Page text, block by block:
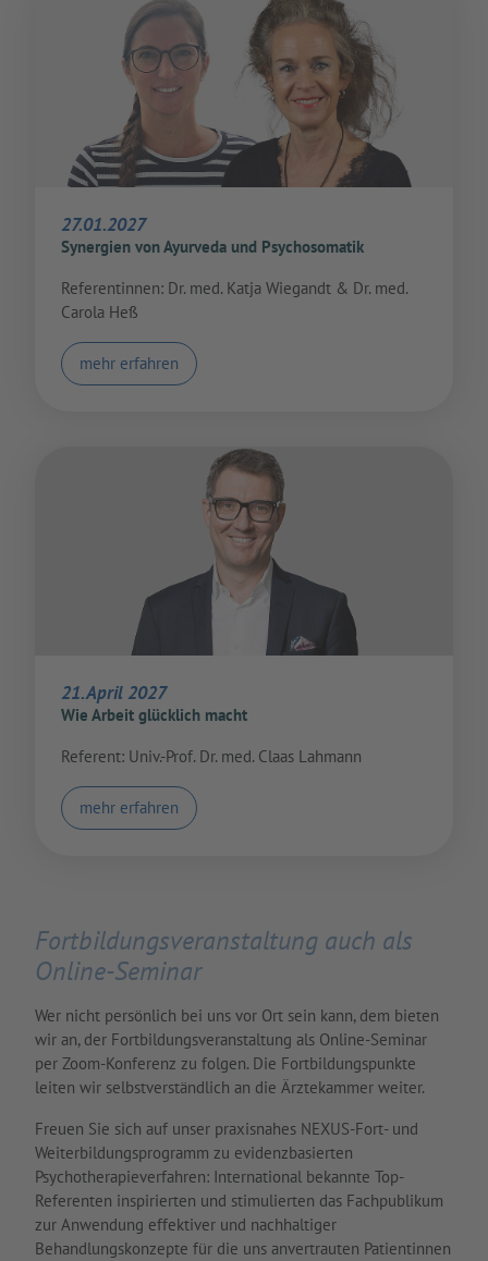
27.01.2027
Synergien von Ayurveda und Psychosomatik
Referentinnen: Dr. med. Katja Wiegandt & Dr. med.
Carola Heß
mehr erfahren
21. April 2027
Wie Arbeit glücklich macht
Referent: Univ.-Prof. Dr. med. Claas Lahmann
mehr erfahren
Fortbildungsveranstaltung auch als
Online-Seminar
Wer nicht persönlich bei uns vor Ort sein kann, dem bieten
wir an, der Fortbildungsveranstaltung als Online-Seminar
per Zoom-Konferenz zu folgen. Die Fortbildungspunkte
leiten wir selbstverständlich an die Ärztekammer weiter.
Freuen Sie sich auf unser praxisnahes NEXUS-Fort- und
Weiterbildungsprogramm zu evidenzbasierten
Psychotherapieverfahren: International bekannte Top-
Referenten inspirierten und stimulierten das Fachpublikum
zur Anwendung effektiver und nachhaltiger
Behandlungskonzepte für die uns anvertrauten Patientinnen